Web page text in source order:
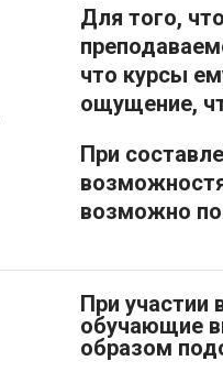
Для того,
что курсы
ощущение,
При
возможно
При участии
обучающие
образом